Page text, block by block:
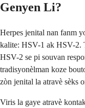
Genyen Li?
Herpes jenital nan fanm
kalite: HSV-1 ak HSV-2.
HSV-2 se pi souvan
tradisyonèlman koze
zòn jenital la atravè sèks
Viris la gaye atravè